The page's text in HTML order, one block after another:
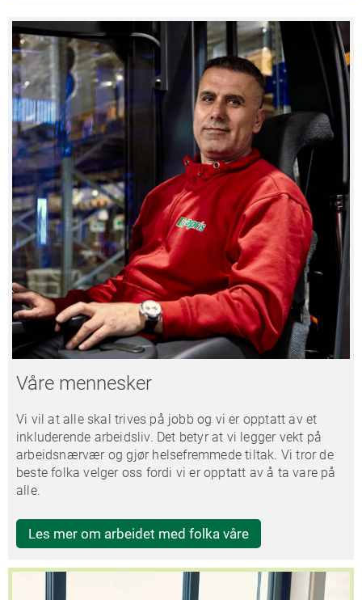
Våre mennesker
Vi vil at alle skal trives på jobb og vi er opptatt av et
inkluderende arbeidsliv. Det betyr at vi legger vekt på
arbeidsnærvær og gjør helsefremmede tiltak. ​Vi tror de
beste folka velger oss fordi vi er opptatt av å ta vare på
alle.
Les mer om arbeidet med folka våre